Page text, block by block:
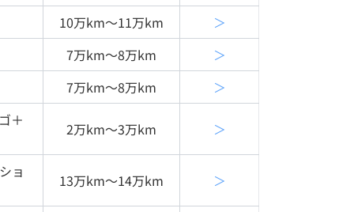
10万km〜11万km
＞
7万km〜8万km
＞
7万km〜8万km
＞
＋
2万km〜3万km ＞
ョ 13万km〜14万km ＞